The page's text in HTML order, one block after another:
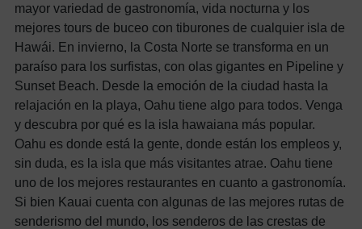
mayor variedad de gastronomía, vida nocturna y los
mejores tours de buceo con tiburones de cualquier isla de
Hawái. En invierno, la Costa Norte se transforma en un
paraíso para los surfistas, con olas gigantes en Pipeline y
Sunset Beach. Desde la emoción de la ciudad hasta la
relajación en la playa, Oahu tiene algo para todos. Venga
y descubra por qué es la isla hawaiana más popular.
Oahu es donde está la gente, donde están los empleos y,
sin duda, es la isla que más visitantes atrae. Oahu tiene
uno de los mejores restaurantes en cuanto a gastronomía.
Si bien Kauai cuenta con algunas de las mejores rutas de
senderismo del mundo, los senderos de las crestas de